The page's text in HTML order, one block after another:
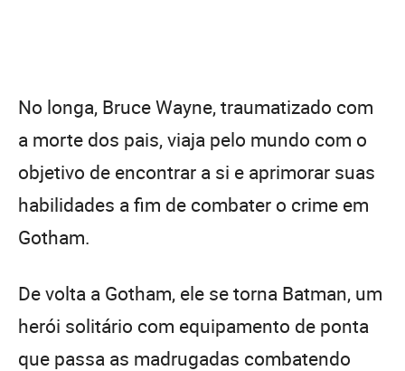
No longa, Bruce Wayne, traumatizado com
a morte dos pais, viaja pelo mundo com o
objetivo de encontrar a si e aprimorar suas
habilidades a fim de combater o crime em
Gotham.
De volta a Gotham, ele se torna Batman, um
herói solitário com equipamento de ponta
que passa as madrugadas combatendo